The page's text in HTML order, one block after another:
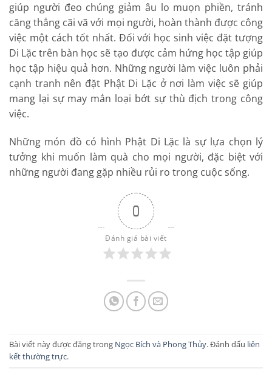
giúp người đeo chúng giảm âu lo muọn phiền, tránh
căng thẳng cãi vã với mọi người, hoàn thành được công
việc một cách tốt nhất. Đối với học sinh việc đặt tượng
Di Lặc trên bàn học sẽ tạo được cảm hứng học tập giúp
học tập hiệu quả hơn. Những người làm việc luôn phải
cạnh tranh nên đặt Phật Di Lặc ở nơi làm việc sẽ giúp
mang lại sự may mắn loại bớt sự thù địch trong công
việc.
Những món đồ có hình Phật Di Lặc là sự lựa chọn lý
tưởng khi muốn làm quà cho mọi người, đặc biệt với
những người đang gặp nhiều rủi ro trong cuộc sống.
0
Đánh giá bài viết
Bài viết này được đăng trong Ngọc Bích và Phong Thủy. Đánh dấu liên
kết thường trực.